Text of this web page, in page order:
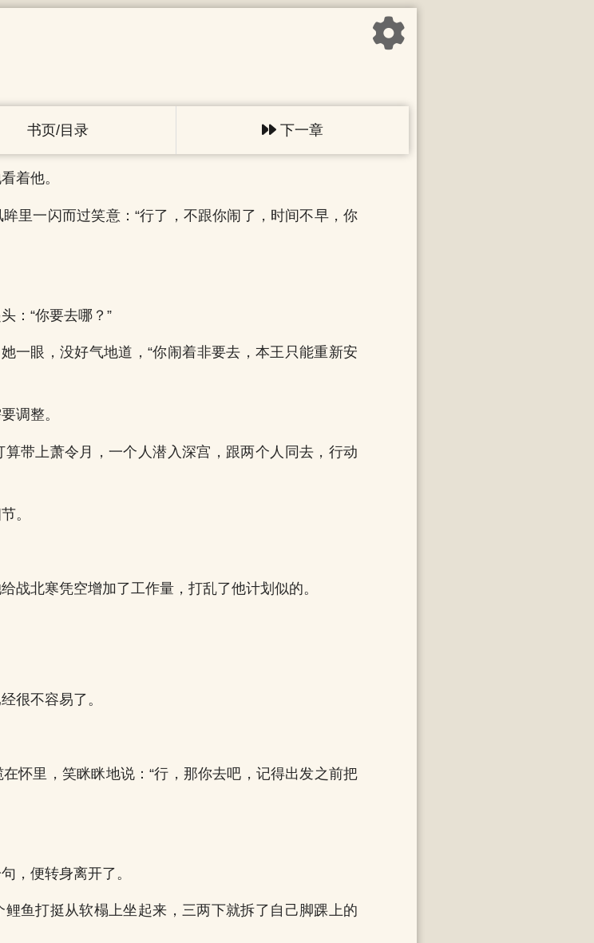
书页/目录 下一章
着他。
里一闪而过笑意：“行了，不跟你闹了，时间不早，你
：“你要去哪？”
一眼，没好气地道，“你闹着非要去，本王只能重新安
调整。
带上萧令月，一个人潜入深宫，跟两个人同去，行动
。
战北寒凭空增加了工作量，打乱了他计划似的。
很不容易了。
怀里，笑眯眯地说：“行，那你去吧，记得出发之前把
，便转身离开了。
鱼打挺从软榻上坐起来，三两下就拆了自己脚踝上的